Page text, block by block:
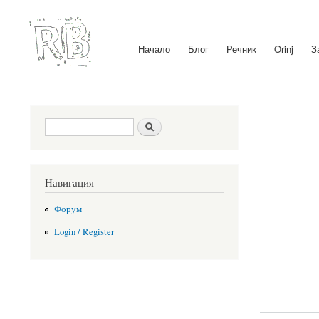
Main menu Начало Блог Речник Orinj
Search form
Навигация
Форум
Login / Register